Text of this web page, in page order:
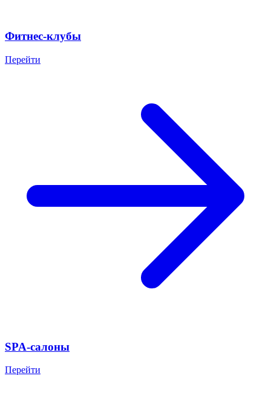
Фитнес-клубы
Перейти
SPA-салоны
Перейти